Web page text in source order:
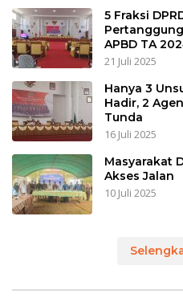
5 Fraksi
APBD TA
21 Juli 2025
Hanya 3
Hadir, 2
Tunda
16 Juli 2025
Masyarakat
Akses Jalan
10 Juli 2025